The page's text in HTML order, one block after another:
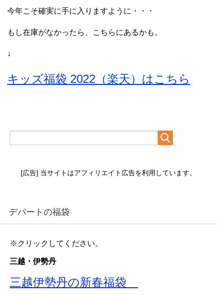
今年こそ確実に手に入りますように・・・
もし在庫がなかったら、こちらにあるかも。
↓
キッズ福袋 2022（楽天）はこちら
[広告] 当サイトはアフィリエイト広告を利用しています。
デパートの福袋
※クリックしてください。
三越・伊勢丹
三越伊勢丹の新春福袋